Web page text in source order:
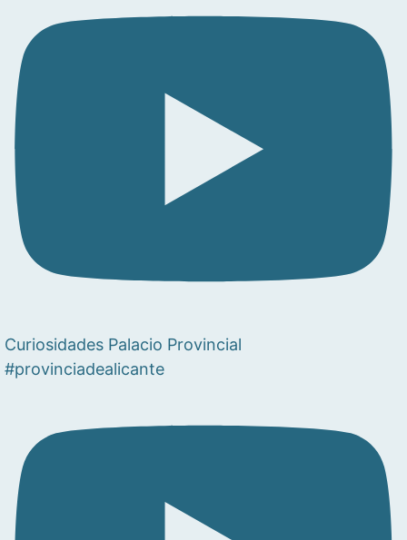
Curiosidades Palacio Provincial
#provinciadealicante